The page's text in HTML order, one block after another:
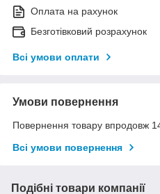
Оплата на рахунок
Безготівковий розрахунок
Всі умови оплати
Умови повернення
Повернення товару впродовж
Всі умови повернення
Подібні товари компанії